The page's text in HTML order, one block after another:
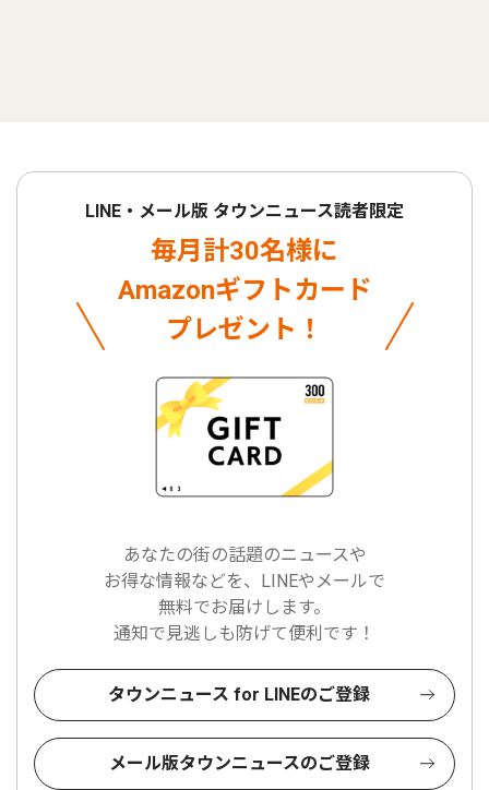
LINE・メール版 タウンニュース読者限定
毎月計30名様に
Amazonギフトカード
プレゼント！
あなたの街の話題のニュースや
お得な情報などを、LINEやメールで
無料でお届けします。
通知で見逃しも防げて便利です！
タウンニュース for LINEのご登録
メール版タウンニュースのご登録